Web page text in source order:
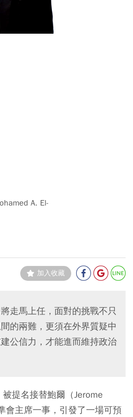
A. El-
加入收藏
走馬上任，面對的挑戰不只
的兩難，更須在外界質疑中
公信力，才能進而維持政治
被提名接替鮑爾（Jerome
會主席一事，引發了一場可預